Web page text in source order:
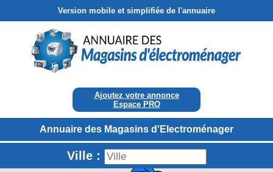
Version mobile et simplifiée de l'annuaire
Ajoutez votre annonce
Espace PRO
Annuaire des Magasins d'Electroménager
Ville :